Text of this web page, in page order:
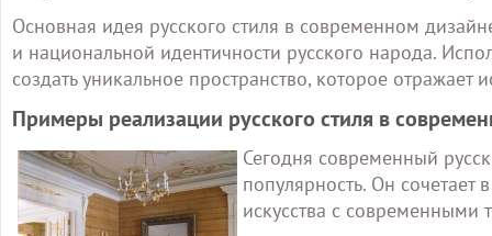
Основная идея русского стиля в современном
и национальной идентичности русского народа.
создать уникальное пространство, которое отражает
Примеры реализации русского стиля в
Сегодня современный
популярность. Он
искусства с современными